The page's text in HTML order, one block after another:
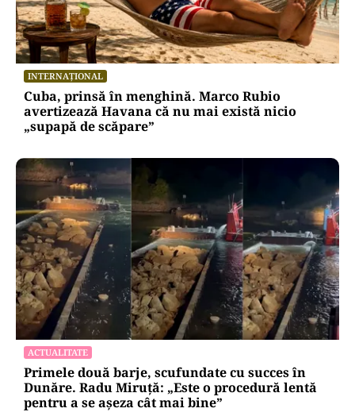
INTERNAȚIONAL
Cuba, prinsă în menghină. Marco Rubio
avertizează Havana că nu mai există nicio
„supapă de scăpare”
ACTUALITATE
Primele două barje, scufundate cu succes în
Dunăre. Radu Miruță: „Este o procedură lentă
pentru a se așeza cât mai bine”